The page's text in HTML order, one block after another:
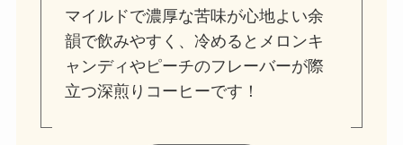
マイルドで濃厚な苦味が心地よい余
韻で飲みやすく、冷めるとメロンキ
ャンディやピーチのフレーバーが際
立つ深煎りコーヒーです！